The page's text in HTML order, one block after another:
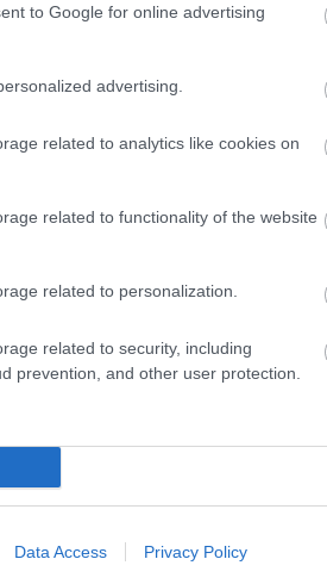
to Google for online advertising
advertising.
related to analytics like cookies on
related to functionality of the website
related to personalization.
related to security, including
prevention, and other user protection.
Data Access Privacy Policy
Hucks, Ana Katherine Luque
szemeteléssel vádolták meg,
golfedzőjeként is dolgozott.